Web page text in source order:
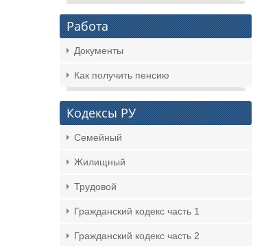
Работа
Документы
Как получить пенсию
Кодексы РУ
Семейный
Жилищный
Трудовой
Гражданский кодекс часть 1
Гражданский кодекс часть 2